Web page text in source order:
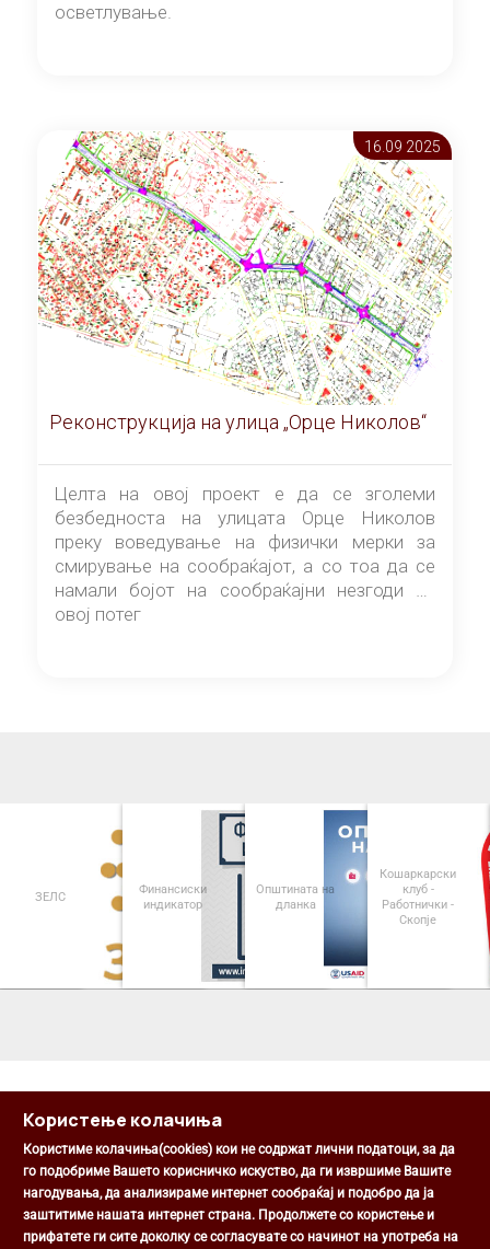
осветлување.
16.09 2025
Реконструкција на улица „Орце Николов“
Целта на овој проект е да се зголеми
безбедноста на улицата Орце Николов
преку воведување на физички мерки за
смирување на сообраќајот, а со тоа да се
намали бојот на сообраќајни незгоди на
овој потег
ЗЕЛС
Финансиски
индикатор
Општината на
дланка
Кошаркарски
клуб -
Работнички -
Скопје
Општина Центар
Михаил Цоков бр. 1, Скопје
Користење колачиња
Користиме колачиња(cookies) кои не содржат лични податоци, за да
го подобриме Вашето корисничко искуство, да ги извршиме Вашите
нагодувања, да анализираме интернет сообраќај и подобро да ја
заштитиме нашата интернет страна. Продолжете со користење и
прифатете ги сите доколку се согласувате со начинот на употреба на